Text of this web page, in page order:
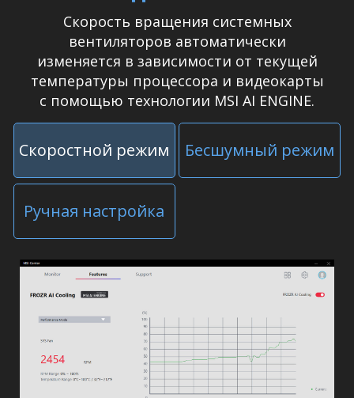
Скорость вращения системных
вентиляторов автоматически
изменяется в зависимости от текущей
температуры процессора и видеокарты
с помощью технологии MSI AI ENGINE.
Скоростной режим Бесшумный режим
Ручная настройка